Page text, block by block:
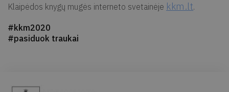
Klaipėdos knygų mugės interneto svetainėje kkm.lt.
#kkm2020
#pasiduok traukai